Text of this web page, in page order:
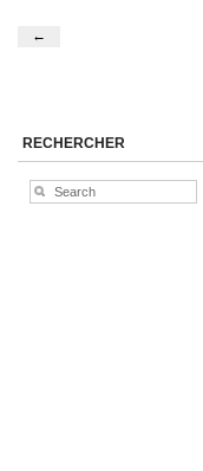
←
RECHERCHER